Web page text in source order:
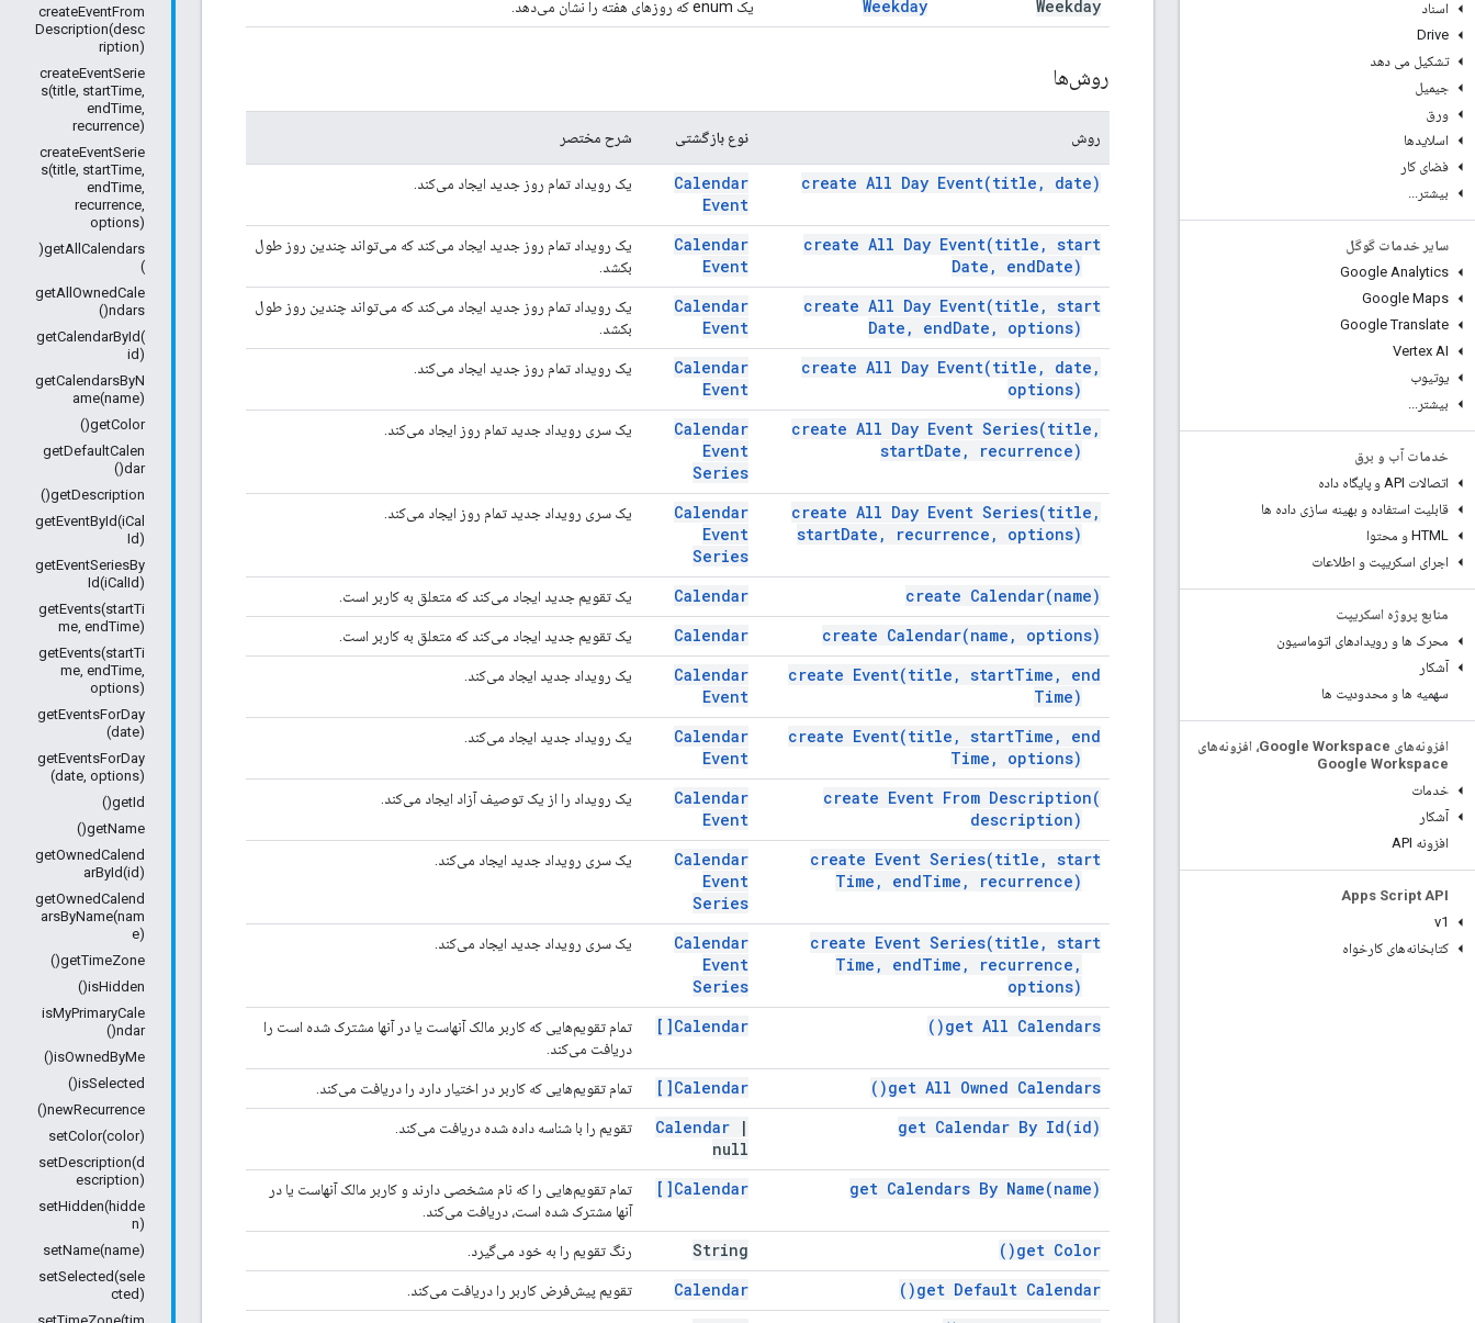
اسناد
Drive
تشکیل می دهد
جیمیل
ورق
اسلایدها
فضای کار
بیشتر.
.
.
سایر خدمات گوگل
Google Analytics
Google Maps
Google Translate
Vertex AI
یوتیوب
بیشتر.
.
.
خدمات آب و برق
اتصالات API و پایگاه داده
قابلیت استفاده و بهینه سازی داده ها
HTML و محتوا
اجرای اسکریپت و اطلاعات
منابع پروژه اسکریپت
محرک ها و رویدادهای اتوماسیون
آشکار
سهمیه ها و محدودیت ها
افزونه‌های Google Workspace، افزونه‌های
Google Workspace
خدمات
آشکار
افزونه API
Apps Script API
v1
کتابخانه‌های کارخواه
createEventFrom
Description(desc
ription)
createEventSerie
s(title, startTime,
endTime,
recurrence)
createEventSerie
s(title, startTime,
endTime,
recurrence,
options)
getAllCalendars(
)
getAllOwnedCale
ndars()
getCalendarById(
id)
getCalendarsByN
ame(name)
getColor()
getDefaultCalen
dar()
getDescription()
getEventById(iCal
Id)
getEventSeriesBy
Id(iCalId)
getEvents(startTi
me, endTime)
getEvents(startTi
me, endTime,
options)
getEventsForDay
(date)
getEventsForDay
(date, options)
getId()
getName()
getOwnedCalend
arById(id)
getOwnedCalend
arsByName(nam
e)
getTimeZone()
isHidden()
isMyPrimaryCale
ndar()
isOwnedByMe()
isSelected()
newRecurrence()
setColor(color)
setDescription(d
escription)
setHidden(hidde
n)
setName(name)
setSelected(sele
cted)
Weekday
Weekday یک enum که روزهای هفته را نشان می‌دهد.
روش‌ها
روش نوع بازگشتی شرح مختصر
create All Day Event(title , date)
Calendar
Event
یک رویداد تمام روز جدید ایجاد می‌کند.
create All Day Event(title , start
Date , endDate)
Calendar
Event
یک رویداد تمام روز جدید ایجاد می‌کند که می‌تواند چندین روز طول
بکشد.
create All Day Event(title , start
Date , endDate , options)
Calendar
Event
یک رویداد تمام روز جدید ایجاد می‌کند که می‌تواند چندین روز طول
بکشد.
create All Day Event(title , date ,
options)
Calendar
Event
یک رویداد تمام روز جدید ایجاد می‌کند.
create All Day Event Series(title ,
startDate , recurrence)
Calendar
Event
Series
یک سری رویداد جدید تمام روز ایجاد می‌کند.
create All Day Event Series(title ,
startDate , recurrence , options)
Calendar
Event
Series
یک سری رویداد جدید تمام روز ایجاد می‌کند.
create Calendar(name)
Calendar یک تقویم جدید ایجاد می‌کند که متعلق به کاربر است.
create Calendar(name , options)
Calendar یک تقویم جدید ایجاد می‌کند که متعلق به کاربر است.
create Event(title , startTime ,
end
Time)
Calendar
Event
یک رویداد جدید ایجاد می‌کند.
create Event(title , startTime ,
end
Time , options)
Calendar
Event
یک رویداد جدید ایجاد می‌کند.
create Event From Description(
description)
Calendar
Event
یک رویداد را از یک توصیف آزاد ایجاد می‌کند.
create Event Series(title , start
Time , endTime , recurrence)
Calendar
Event
Series
یک سری رویداد جدید ایجاد می‌کند.
create Event Series(title , start
Time , endTime , recurrence ,
options)
Calendar
Event
Series
یک سری رویداد جدید ایجاد می‌کند.
get All Calendars(
)
Calendar[]
تمام تقویم‌هایی که کاربر مالک آنهاست یا در آنها مشترک شده است را
دریافت می‌کند.
get All Owned Calendars(
)
Calendar[] تمام تقویم‌هایی که کاربر در اختیار دارد را دریافت می‌کند.
get Calendar By Id(id)
Calendar
|
null
تقویم را با شناسه داده شده دریافت می‌کند.
get Calendars By Name(name)
Calendar[]
تمام تقویم‌هایی را که نام مشخصی دارند و کاربر مالک آنهاست یا در
آنها مشترک شده است، دریافت می‌کند.
get Color(
)
String رنگ تقویم را به خود می‌گیرد.
get Default Calendar(
)
Calendar تقویم پیش‌فرض کاربر را دریافت می‌کند.